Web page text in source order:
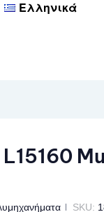
Ελληνικά
L15160
SKU: